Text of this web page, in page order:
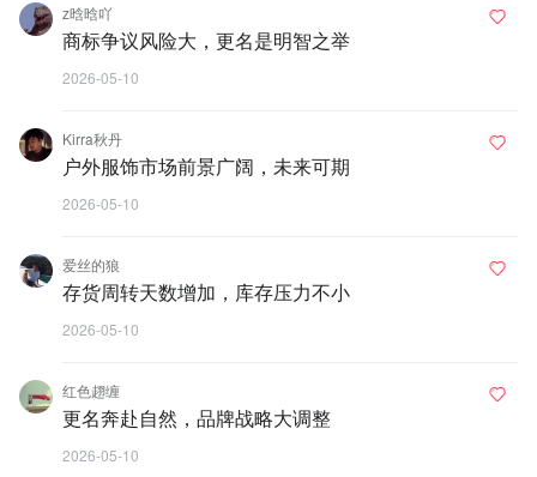
z晗晗吖
商标争议风险大，更名是明智之举
2026-05-10
Kirra秋丹
户外服饰市场前景广阔，未来可期
2026-05-10
爱丝的狼
存货周转天数增加，库存压力不小
2026-05-10
红色趐缠
更名奔赴自然，品牌战略大调整
2026-05-10